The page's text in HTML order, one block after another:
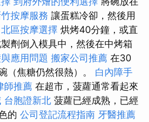
按摩服務 讓蛋糕冷卻，然後用
北區按摩選擇 烘烤40分鐘，或直
劑倒入模具中，然後在中烤箱
應用問題 搬家公司推薦 在30
（焦糖仍然很熱）。 白內障手
師推薦 在超市，菠蘿通常看起來
台胞證新北 菠蘿已經成熟，已經
的 公司登記流程指南 牙醫推薦